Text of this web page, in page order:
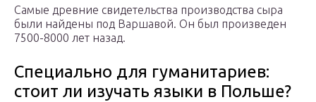
Самые древние свидетельства производства сыра
были найдены под Варшавой. Он был произведен
7500-8000 лет назад.
Специально для гуманитариев:
стоит ли изучать языки в Польше?